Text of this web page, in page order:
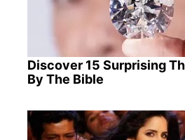
Discover 15 Surprising
By The Bible